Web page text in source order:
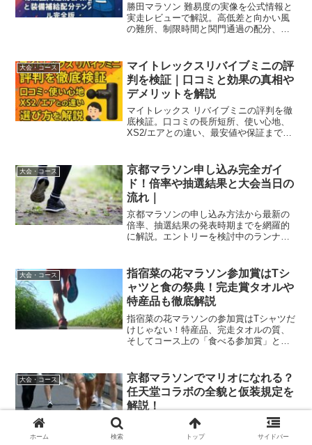
勝田マラソン 難易度の実像を公式情報と
実走レビューで解説。高低差と向かい風
の難所、制限時間と関門通過の配分、サ
イド。1月の気象条件や給水所位置も確認
でき、初参加でも迷わず準備が進む。
大会・コース
マイトレックスリバイブミニの評
判を検証｜口コミと効果の真相や
デメリットを解説
マイトレックス リバイブミニの評判を徹
底検証。口コミの長所短所、使い心地、
XS2/エアとの違い、最安値や保証まで網
大会・コース
京都マラソン申し込み完全ガイ
ド！倍率や抽選結果と大会当日の
流れ｜
京都マラソンの申し込み方法から最新の
倍率、抽選結果の発表時期までを網羅的
に解説。エントリーを検討中のランナー
を駆け抜ける特別な体験に向けた準備を
万全に整えましょう。
大会・コース
指宿菜の花マラソン参加賞はTシ
ャツと食の祭典！完走賞タオルや
特産品も徹底解説
指宿菜の花マラソンの参加賞はTシャツだ
けじゃない！特産品、完走タオルの質、
そしてコース上の「食べる参加賞」とも
てなしの真髄を徹底解説します。
大会・コース
京都マラソンでマリオになれる？
任天堂コラボの全貌と仮装規定を
解説！
京都マラソン2026は「スーパーマリオブ
ラザーズ40周年」を記念した特別な大会
ホーム 検索 トップ サイドバー